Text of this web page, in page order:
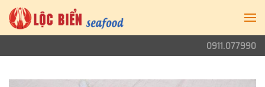
0911.077990